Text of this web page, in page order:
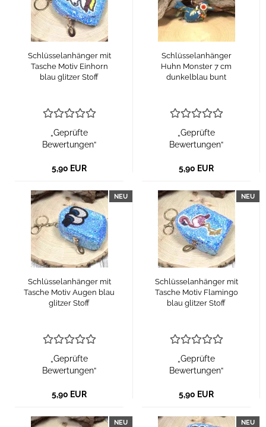
Schlüsselanhänger mit
Tasche Motiv Einhorn
blau glitzer Stoff
„Geprüfte
Bewertungen“
5,90 EUR
Schlüsselanhänger
Huhn Monster 7 cm
dunkelblau bunt
„Geprüfte
Bewertungen“
5,90 EUR
NEU
Schlüsselanhänger mit
Tasche Motiv Augen blau
glitzer Stoff
„Geprüfte
Bewertungen“
5,90 EUR
NEU
Schlüsselanhänger mit
Tasche Motiv Flamingo
blau glitzer Stoff
„Geprüfte
Bewertungen“
5,90 EUR
NEU NEU